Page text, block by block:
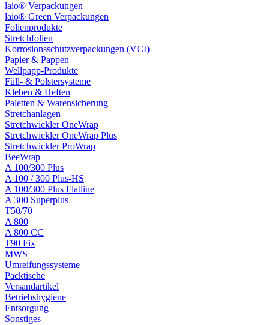
laio® Verpackungen
laio® Green Verpackungen
Folienprodukte
Stretchfolien
Korrosionsschutzverpackungen (VCI)
Papier & Pappen
Wellpapp-Produkte
Füll- & Polstersysteme
Kleben & Heften
Paletten & Warensicherung
Stretchanlagen
Stretchwickler OneWrap
Stretchwickler OneWrap Plus
Stretchwickler ProWrap
BeeWrap+
A 100/300 Plus
A 100 / 300 Plus-HS
A 100/300 Plus Flatline
A 300 Superplus
T50/70
A 800
A 800 CC
T90 Fix
MWS
Umreifungssysteme
Packtische
Versandartikel
Betriebshygiene
Entsorgung
Sonstiges